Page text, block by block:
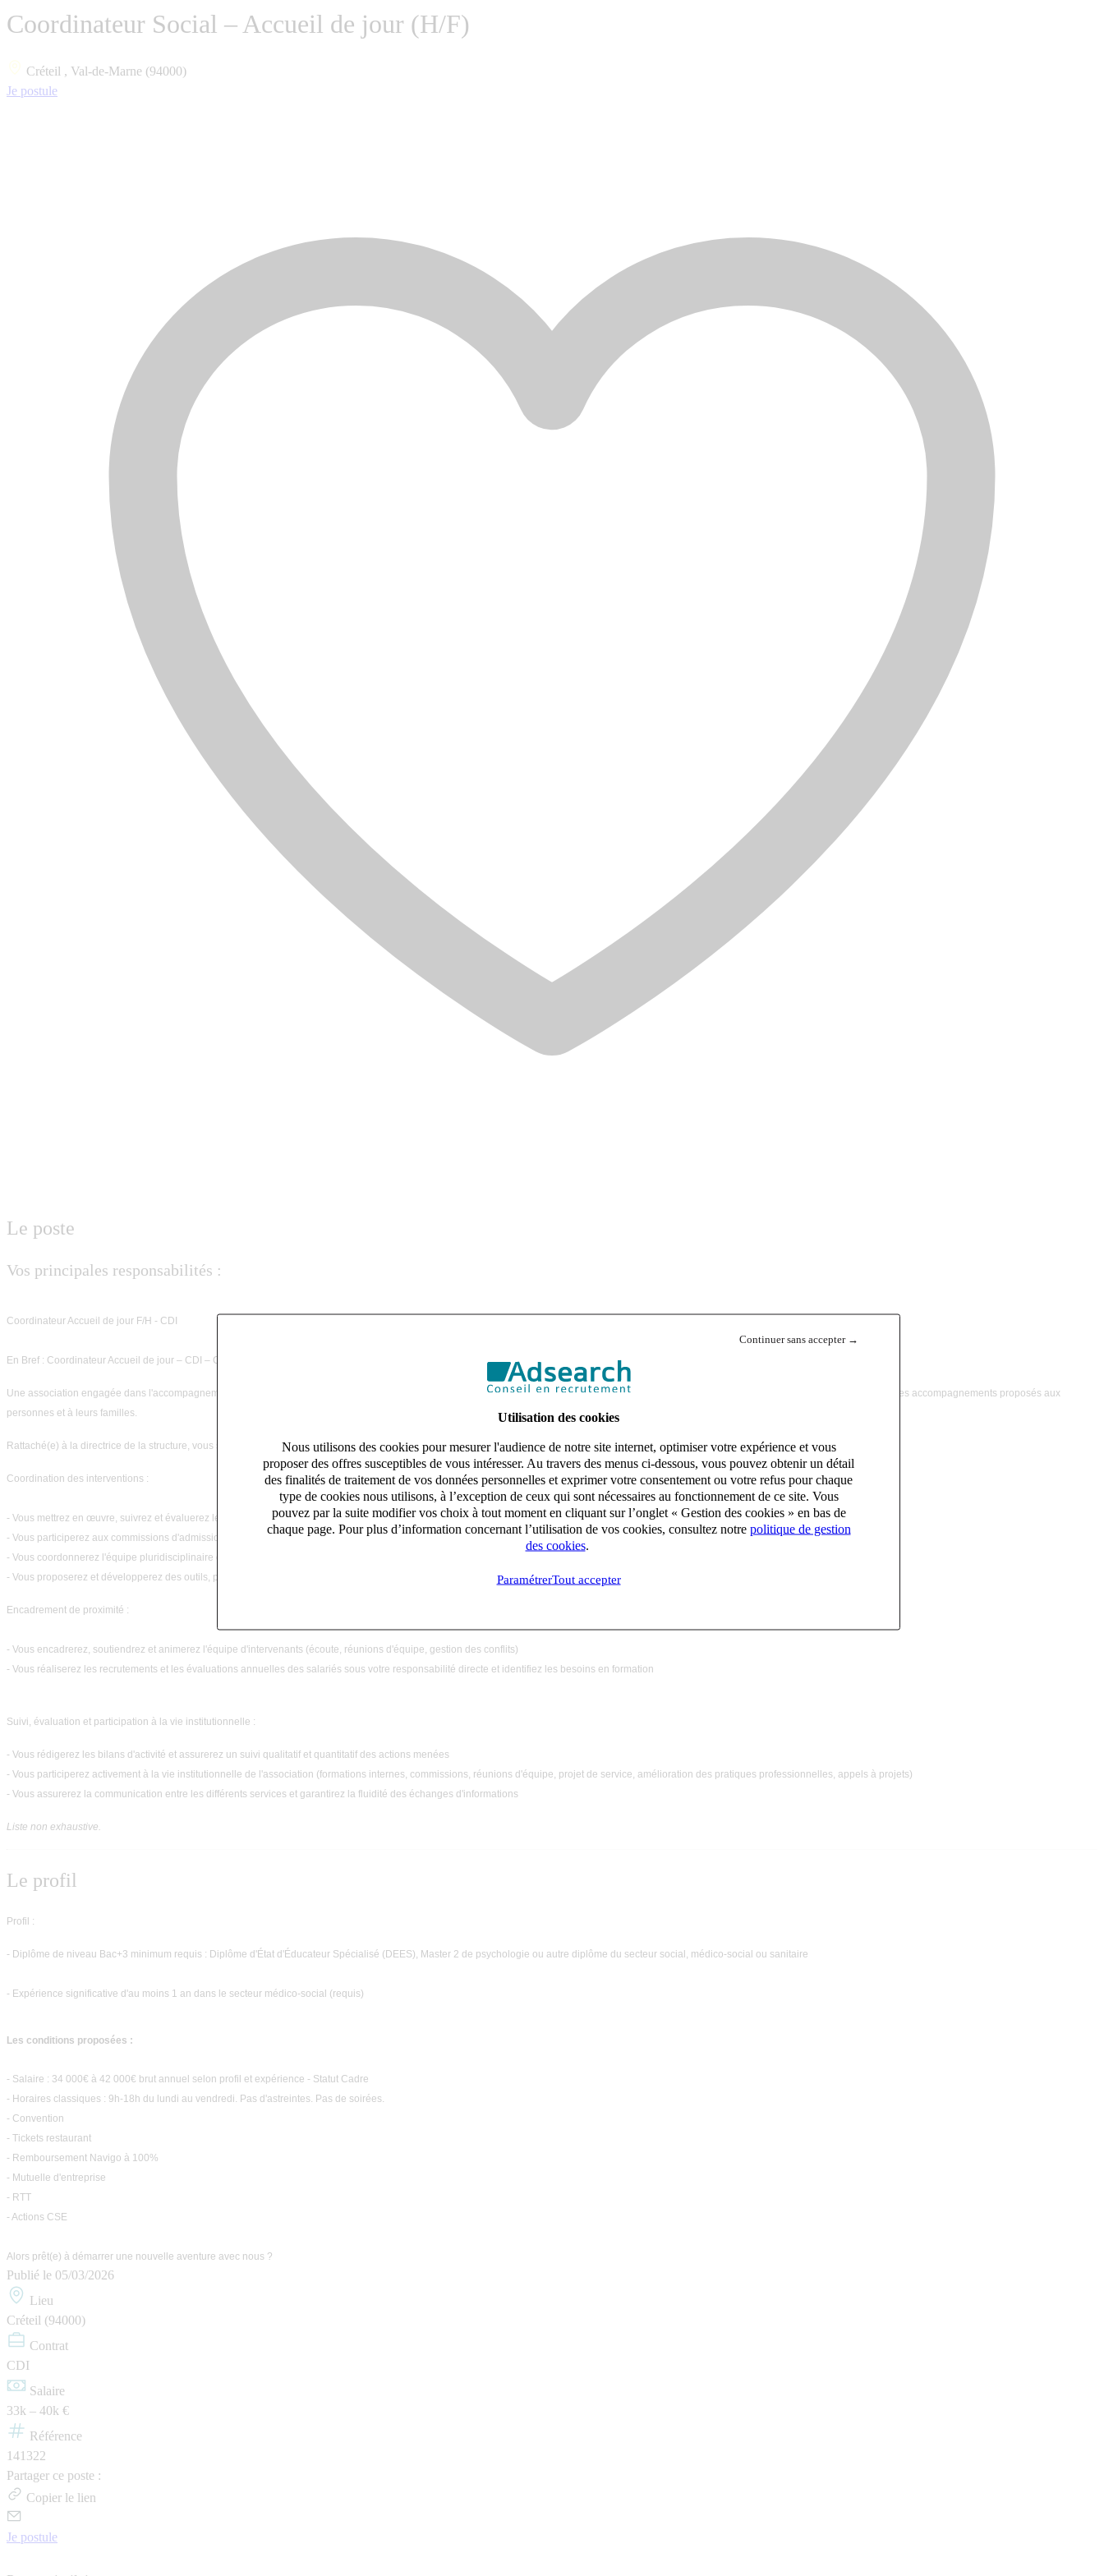
Continuer sans accepter →
Utilisation des cookies
Nous utilisons des cookies pour mesurer l'audience de notre site internet, optimiser votre expérience et vous
proposer des offres susceptibles de vous intéresser. Au travers des menus ci-dessous, vous pouvez obtenir un détail
des finalités de traitement de vos données personnelles et exprimer votre consentement ou votre refus pour chaque
type de cookies nous utilisons, à l’exception de ceux qui sont nécessaires au fonctionnement de ce site. Vous
pouvez par la suite modifier vos choix à tout moment en cliquant sur l’onglet « Gestion des cookies » en bas de
chaque page. Pour plus d’information concernant l’utilisation de vos cookies, consultez notre politique de gestion
des cookies.
ParamétrerTout accepter
Coordinateur Social – Accueil de jour (H/F)
Créteil , Val-de-Marne (94000)
Je postule
Le poste
Vos principales responsabilités :
Coordinateur Accueil de jour F/H - CDI
En Bref : Coordinateur Accueil de jour – CDI – Créteil (94) – 34 000€ à 42 000€ brut annuel – Accueil de jour / Handicap - TSA
Une association engagée dans l'accompagnement des personnes en situation de handicap recherche un Coordinateur pour un accueil de jour. Vous jouerez un rôle clé dans la qualité et la continuité des accompagnements proposés aux
personnes et à leurs familles.
Rattaché(e) à la directrice de la structure, vous serez le pilier opérationnel du service Hors Des Murs. Vous aurez pour principales missions :
Coordination des interventions :
- Vous mettrez en œuvre, suivrez et évaluerez les projets d'accompagnement à domicile en lien avec l'équipe d'accueil et les partenaires
- Vous participerez aux commissions d'admission et contribuerez à l'élaboration des projets personnalisés d'accompagnement
- Vous coordonnerez l'équipe pluridisciplinaire d'intervenants
- Vous proposerez et développerez des outils, partenariats et supports de communication favorisant l'amélioration continue du service
Encadrement de proximité :
- Vous encadrerez, soutiendrez et animerez l'équipe d'intervenants (écoute, réunions d'équipe, gestion des conflits)
- Vous réaliserez les recrutements et les évaluations annuelles des salariés sous votre responsabilité directe et identifiez les besoins en formation
Suivi, évaluation et participation à la vie institutionnelle :
- Vous rédigerez les bilans d'activité et assurerez un suivi qualitatif et quantitatif des actions menées
- Vous participerez activement à la vie institutionnelle de l'association (formations internes, commissions, réunions d'équipe, projet de service, amélioration des pratiques professionnelles, appels à projets)
- Vous assurerez la communication entre les différents services et garantirez la fluidité des échanges d'informations
Liste non exhaustive.
Le profil
Profil :
- Diplôme de niveau Bac+3 minimum requis : Diplôme d'État d'Éducateur Spécialisé (DEES), Master 2 de psychologie ou autre diplôme du secteur social, médico-social ou sanitaire
- Expérience significative d'au moins 1 an dans le secteur médico-social (requis)
Les conditions proposées :
- Salaire : 34 000€ à 42 000€ brut annuel selon profil et expérience - Statut Cadre
- Horaires classiques : 9h-18h du lundi au vendredi. Pas d'astreintes. Pas de soirées.
- Convention
- Tickets restaurant
- Remboursement Navigo à 100%
- Mutuelle d'entreprise
- RTT
- Actions CSE
Alors prêt(e) à démarrer une nouvelle aventure avec nous ?
Publié le 05/03/2026
Lieu
Créteil (94000)
Contrat
CDI
Salaire
33k – 40k €
Référence
141322
Partager ce poste :
Copier le lien
Je postule